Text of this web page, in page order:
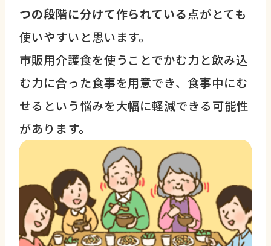
つの段階に分けて作られている点がとても
使いやすいと思います。
市販用介護食を使うことでかむ力と飲み込
む力に合った食事を用意でき、食事中にむ
せるという悩みを大幅に軽減できる可能性
があります。